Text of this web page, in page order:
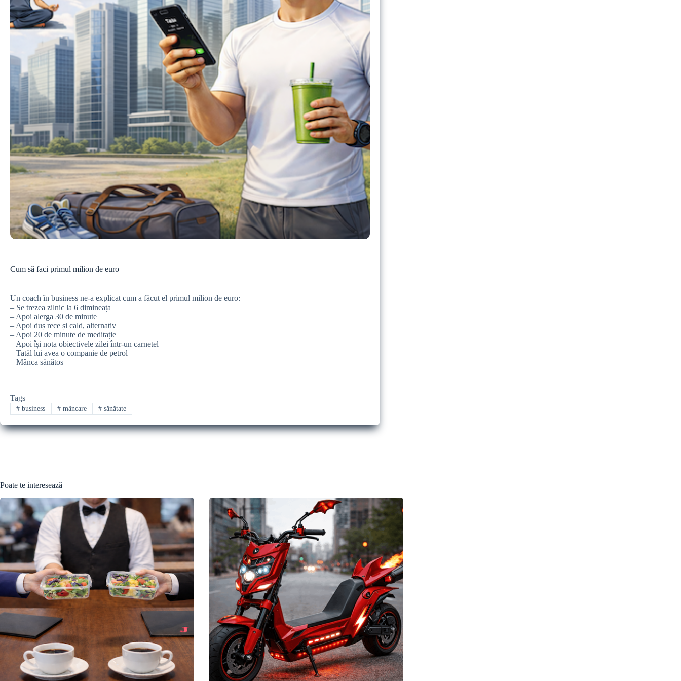
Cum să faci primul milion de euro
Un coach în business ne-a explicat cum a făcut el primul milion de euro:
– Se trezea zilnic la 6 dimineața
– Apoi alerga 30 de minute
– Apoi duș rece și cald, alternativ
– Apoi 20 de minute de meditație
– Apoi își nota obiectivele zilei într-un carnetel
– Tatăl lui avea o companie de petrol
– Mânca sănătos
Tags
#business #mâncare # sănătate
Poate te interesează